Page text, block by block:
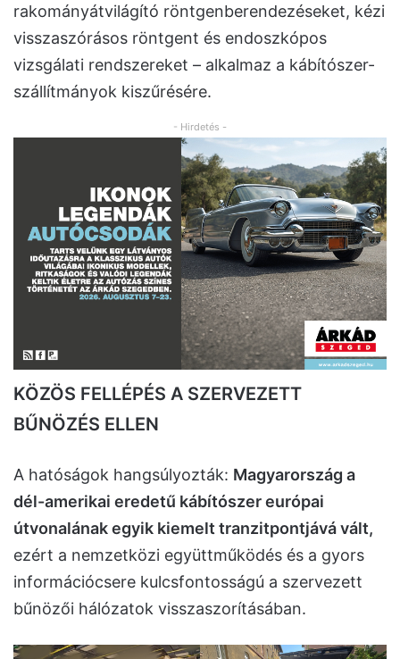
rakományátvilágító röntgenberendezéseket, kézi
visszaszórásos röntgent és endoszkópos
vizsgálati rendszereket – alkalmaz a kábítószer-
szállítmányok kiszűrésére.
- Hirdetés -
KÖZÖS FELLÉPÉS A SZERVEZETT
BŰNÖZÉS ELLEN
A hatóságok hangsúlyozták: Magyarország a
dél-amerikai eredetű kábítószer európai
útvonalának egyik kiemelt tranzitpontjává vált,
ezért a nemzetközi együttműködés és a gyors
információcsere kulcsfontosságú a szervezett
bűnözői hálózatok visszaszorításában.